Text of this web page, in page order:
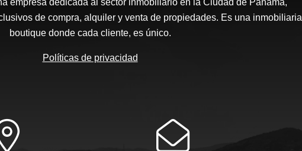
empresa dedicada al sector inmobiliario en la Ciudad de Panamá,
de compra, alquiler y venta de propiedades. Es una inmobiliaria
boutique donde cada cliente, es único.
Políticas de privacidad